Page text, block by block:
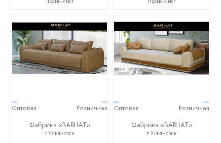
—
Оптовая
—
Розничная
Фабрика «BARHAT»
г.Ульяновск
—
Оптовая
—
Розничная
Фабрика «BARHAT»
г.Ульяновск